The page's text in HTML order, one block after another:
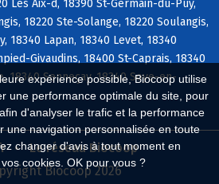
expérience possible, Biocoop utilise
une performance optimale du site, pour
d'analyser le trafic et la performance
une navigation personnalisée en toute
changer d'avis à tout moment en
cookies. OK pour vous ?
Les Aix-d, 18390 St-Germain-du-Puy,
18220 Ste-Solange, 18220 Soulangis,
18340 Lapan, 18340 Levet, 18340
Givaudins, 18400 St-Caprais, 18340
18340 Senneçay, 18340 Soye-en-
Le réseau Biocoop
Biocoop 2026